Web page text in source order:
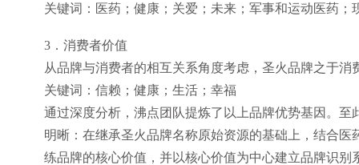
关键词：医药；健康；关爱；未来；军事和运动医药；
3．消费者价值
从品牌与消费者的相互关系角度考虑，圣火品牌之于消
关键词：信赖；健康；生活；幸福
通过深度分析，沸点团队提炼了以上品牌优势基因。
明晰：在继承圣火品牌名称原始资源的基础上，结合
练品牌的核心价值，并以核心价值为中心建立品牌识别